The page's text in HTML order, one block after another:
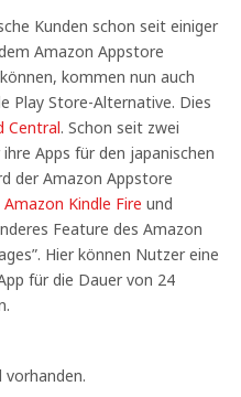
Kunden schon seit einiger
Amazon Appstore
kommen nun auch
Play Store-Alternative. Dies
Central. Schon seit zwei
Apps für den japanischen
der Amazon Appstore
Amazon Kindle Fire und
Feature des Amazon
Hier können Nutzer eine
für die Dauer von 24